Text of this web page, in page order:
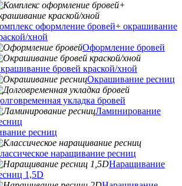
оформление бровей+ окрашивание
хной
Оформление бровей
бровей краской/хной
Окрашивание ресниц
укладка бровей
Ламинирование
ресниц
наращивание ресниц
Наращивание
1,5D